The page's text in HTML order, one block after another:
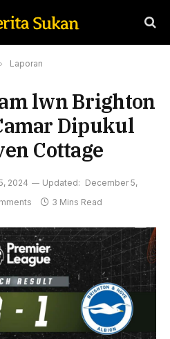
Laporan
lwn Brighton
Dipukul
Cottage
2024 Updated: December 5,
3 Mins Read